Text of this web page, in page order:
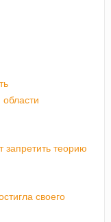
запретить теорию
своего